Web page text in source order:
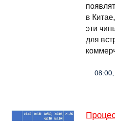
в
эти
для